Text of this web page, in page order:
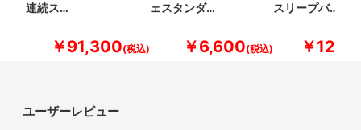
連続ス…
￥91,300
ェスタンダ…
￥6,600
スリープバ…
￥
ユーザーレビュー